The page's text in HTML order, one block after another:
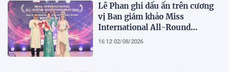
Lê Phan ghi dấu ấn trên cương
vị Ban giám khảo Miss
International All-Round
Businesswoman 2026: Thanh
16:12 02/08/2026